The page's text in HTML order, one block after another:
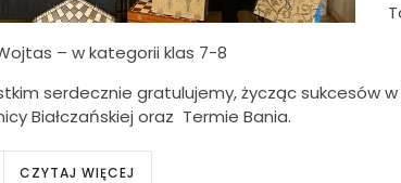
– w kategorii klas 7-8
serdecznie gratulujemy, życząc sukcesów
Białczańskiej oraz Termie Bania.
CZYTAJ WIĘCEJ